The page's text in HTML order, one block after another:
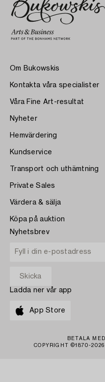
Om Bukowskis
Kontakta våra specialister
Våra Fine Art-resultat
Nyheter
Hemvärdering
Kundservice
Transport och uthämtning
Private Sales
Värdera & sälja
Köpa på auktion
Nyhetsbrev
Ladda ner vår app
App Store
BETALA MED
COPYRIGHT ©1870-